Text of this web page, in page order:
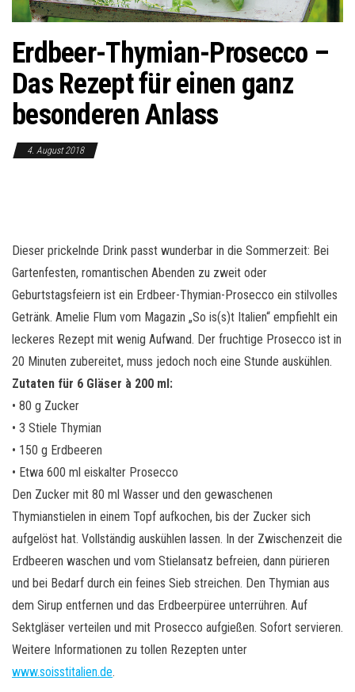
n
Erdbeer-Thymian-Prosecco –
Das Rezept für einen ganz
besonderen Anlass
4. August 2018
Dieser prickelnde Drink passt wunderbar in die Sommerzeit: Bei
Gartenfesten, romantischen Abenden zu zweit oder
Geburtstagsfeiern ist ein Erdbeer-Thymian-Prosecco ein stilvolles
Getränk. Amelie Flum vom Magazin „So is(s)t Italien“ empfiehlt ein
leckeres Rezept mit wenig Aufwand. Der fruchtige Prosecco ist in
20 Minuten zubereitet, muss jedoch noch eine Stunde auskühlen.
Zutaten für 6 Gläser à 200 ml:
• 80 g Zucker
• 3 Stiele Thymian
• 150 g Erdbeeren
• Etwa 600 ml eiskalter Prosecco
Den Zucker mit 80 ml Wasser und den gewaschenen
Thymianstielen in einem Topf aufkochen, bis der Zucker sich
aufgelöst hat. Vollständig auskühlen lassen. In der Zwischenzeit die
Erdbeeren waschen und vom Stielansatz befreien, dann pürieren
und bei Bedarf durch ein feines Sieb streichen. Den Thymian aus
dem Sirup entfernen und das Erdbeerpüree unterrühren. Auf
Sektgläser verteilen und mit Prosecco aufgießen. Sofort servieren.
Weitere Informationen zu tollen Rezepten unter
www.soisstitalien.de.